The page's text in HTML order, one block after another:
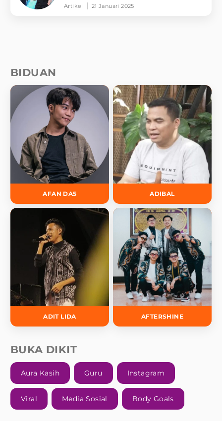
Artikel 21 Januari 2025
BIDUAN
AFAN DA5 ADIBAL
ADIT LIDA AFTERSHINE
BUKA DIKIT
Aura Kasih Guru Instagram
Viral Media Sosial Body Goals